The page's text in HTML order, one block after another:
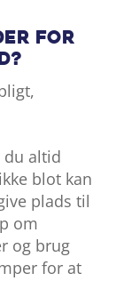
for
du altid
blot kan
plads til
om
og brug
for at